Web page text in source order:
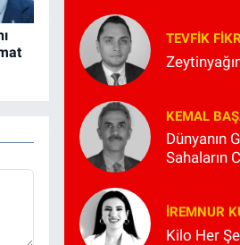
TEVFIK
KEMAL
Dünyanın
Sahaların
İREMNUR
Kilo Her